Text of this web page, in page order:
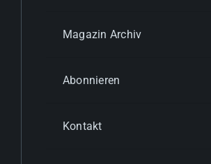
Magazin Archiv
Abonnieren
Kontakt